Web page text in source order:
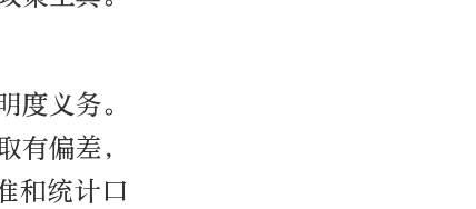
度义务。
有偏差，
和统计口